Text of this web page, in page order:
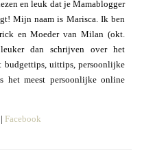
en leuk dat je Mamablogger
Mijn naam is Marisca. Ik ben
en Moeder van Milan (okt.
dan schrijven over het
budgettips, uittips, persoonlijke
het meest persoonlijke online
| Facebook